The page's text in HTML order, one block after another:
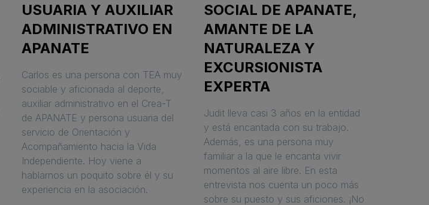
USUARIA Y AUXILIAR
ADMINISTRATIVO EN
APANATE
Carlos es una persona con TEA muy
sociable y aficionada al deporte,
auxiliar administrativo en el Crea-T
de APANATE y persona usuaria del
servicio de Orientación y
Acompañamiento hacia la Vida
Independiente. Hoy viene a
hablarnos un poquito sobre él y su
experiencia en la asociación.
SOCIAL DE APANATE,
AMANTE DE LA
NATURALEZA Y
EXCURSIONISTA
EXPERTA
Judit lleva casi 3 años en la entidad
y está encantada con su trabajo.
Además, es una persona muy
familiar a la que le encanta vivir
momentos al aire libre. En esta
entrevista nos cuenta un poco más
sobre su puesto y sus aficiones. ¡No